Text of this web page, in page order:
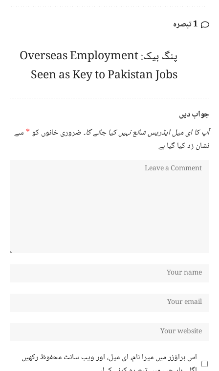
1 تبصرہ
پنگ بیک:Overseas Employment
Seen as Key to Pakistan Jobs
جواب دیں
آپ کا ای میل ایڈریس شائع نہیں کیا جائے گا۔ضروری خانوں کو* سے
نشان زد کیا گیا ہے
اس براؤزر میں میرا نام، ای میل، اور ویب سائٹ محفوظ رکھیں